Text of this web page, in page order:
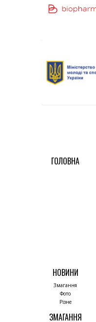
ГОЛОВНА
НОВИНИ
Змагання
Фото
Різне
ЗМАГАННЯ